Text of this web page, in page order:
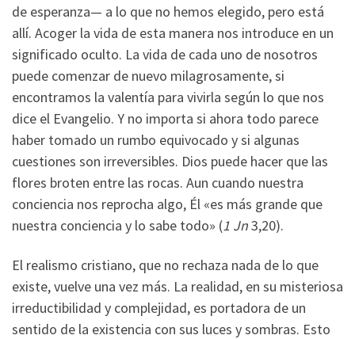
de esperanza— a lo que no hemos elegido, pero está
allí. Acoger la vida de esta manera nos introduce en un
significado oculto. La vida de cada uno de nosotros
puede comenzar de nuevo milagrosamente, si
encontramos la valentía para vivirla según lo que nos
dice el Evangelio. Y no importa si ahora todo parece
haber tomado un rumbo equivocado y si algunas
cuestiones son irreversibles. Dios puede hacer que las
flores broten entre las rocas. Aun cuando nuestra
conciencia nos reprocha algo, Él «es más grande que
nuestra conciencia y lo sabe todo» (1 Jn3,20).
El realismo cristiano, que no rechaza nada de lo que
existe, vuelve una vez más. La realidad, en su misteriosa
irreductibilidad y complejidad, es portadora de un
sentido de la existencia con sus luces y sombras. Esto